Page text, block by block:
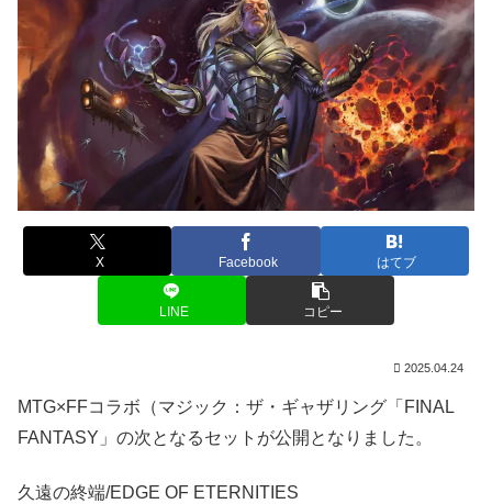
X Facebook はてブ
LINE コピー
2025.04.24
MTG×FFコラボ（マジック：ザ・ギャザリング「FINAL
FANTASY」の次となるセットが公開となりました。
久遠の終端/EDGE OF ETERNITIES